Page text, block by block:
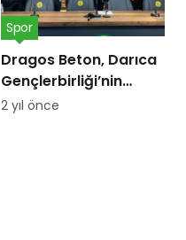
Dragos Beton, Darıca
Gençlerbirliği’nin
forma göğüs
Spor
2 yıl önce